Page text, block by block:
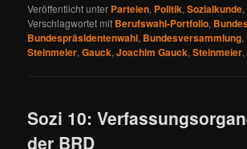
Veröffentlicht unter Parteien, Politik,Sozialkunde,
Verschlagwortet mit Berufswahl-Portfolio,
Bundespräsidentenwahl, Bundesversammlung,
Steinmeier,Gauck,Joachim Gauck,Steinmeier,
Sozi 10:
der BRD